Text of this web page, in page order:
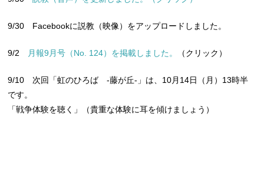
9/30 Facebookに説教（映像）をアップロードしました。
9/2 月報9月号（No. 124）を掲載しました。 （クリック）
9/10 次回「虹のひろば -藤が丘-」は、10月14日（月）13時半
です。
「戦争体験を聴く」（貴重な体験に耳を傾けましょう）